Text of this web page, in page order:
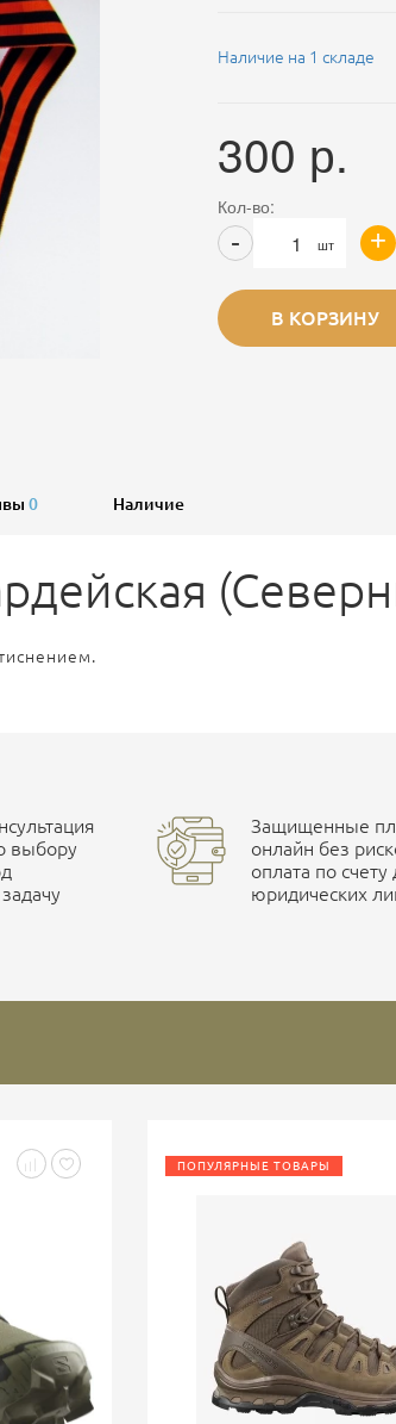
Наличие на 1 складе
300 р.
Кол-во:
шт +
-
В КОРЗИНУ
0 Наличие
выбору
Защищенные
онлайн без
оплата по счету
юридических
ПОПУЛЯРНЫЕ ТОВАРЫ